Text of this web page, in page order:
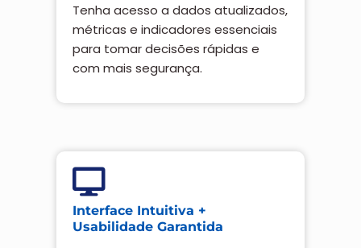
Tenha acesso a dados atualizados,
métricas e indicadores essenciais
para tomar decisões rápidas e
com mais segurança.
Interface Intuitiva +
Usabilidade Garantida